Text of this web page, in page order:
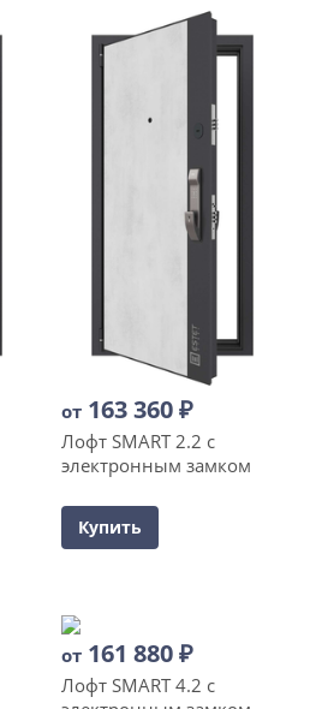
от 163 360₽
Лофт SMART 2.2 с
электронным замком
Купить
от 161 880₽
Лофт SMART 4.2 с